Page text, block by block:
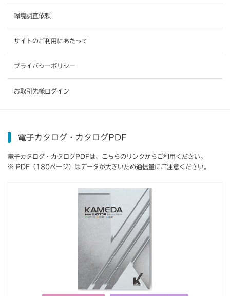
環境調査依頼
サイトのご利用にあたって
プライバシーポリシー
お取引先様ログイン
電子カタログ・カタログPDF
電子カタログ・カタログPDFは、こちらのリンクからご利用ください。
※ PDF（180ページ）はデータが大きいため通信量にご注意ください。